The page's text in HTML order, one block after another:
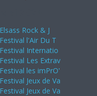
Elsass Rock & J
Festival l'Air Du T
Festival Internatio
Festival Les Extrav
Festival les imPrO'
Festival Jeux de Va
Festival Jeux de Va